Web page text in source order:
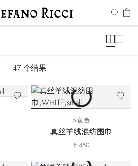
47 个结果
5 颜色
真丝羊绒混纺围巾
€ 450